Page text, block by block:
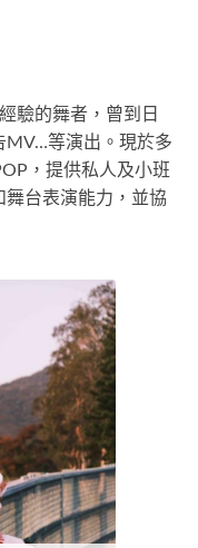
驗的舞者，曾到日
MV…等演出。現於多
，提供私人及小班
舞台表演能力，並協